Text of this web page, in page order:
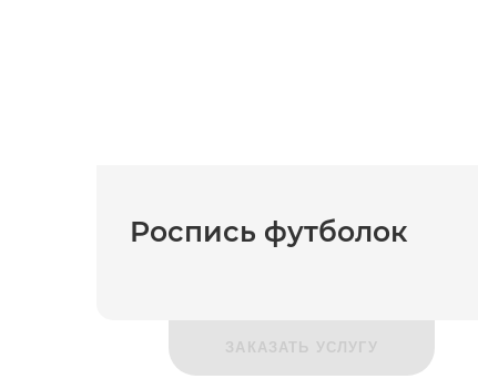
Роспись футболок
ЗАКАЗАТЬ УСЛУГУ